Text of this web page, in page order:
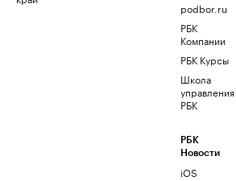
podbor.ru
РБК
Компании
РБК Курсы
Школа
управления
РБК
РБК
Новости
iOS